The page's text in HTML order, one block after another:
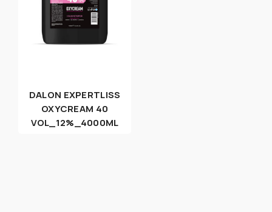
DALON EXPERTLISS
OXYCREAM 40
VOL_12%_4000ML